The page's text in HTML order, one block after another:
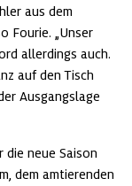
aus dem
Fourie. „Unser
allerdings auch.
auf den Tisch
Ausgangslage
die neue Saison
dem amtierenden